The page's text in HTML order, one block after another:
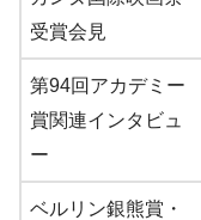
受賞会見
第94回アカデミー
賞関連インタビュ
ー
ベルリン銀熊賞・